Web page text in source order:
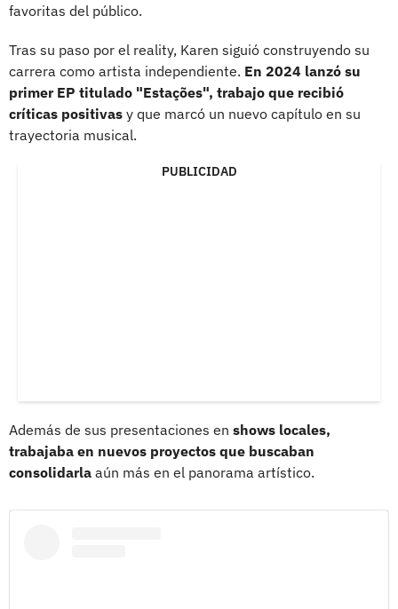
favoritas del público.
Tras su paso por el reality, Karen siguió construyendo su
carrera como artista independiente. En 2024 lanzó su
primer EP titulado "Estações", trabajo que recibió
críticas positivas y que marcó un nuevo capítulo en su
trayectoria musical.
PUBLICIDAD
Además de sus presentaciones en shows locales,
trabajaba en nuevos proyectos que buscaban
consolidarla aún más en el panorama artístico.